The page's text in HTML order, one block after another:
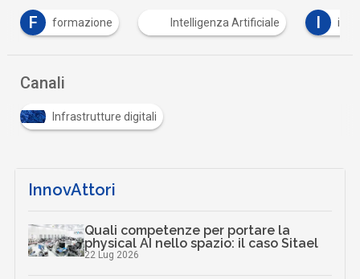
F
formazione Intelligenza Artificiale I istat
Canali
Infrastrutture digitali
InnovAttori
Quali competenze per portare la
physical AI nello spazio: il caso Sitael
22 Lug 2026